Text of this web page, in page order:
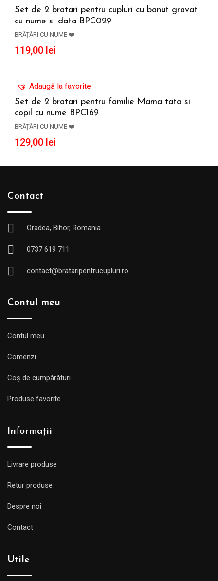
Set de 2 bratari pentru cupluri cu banut gravat
cu nume si data BPC029
BRĂȚĂRI CU NUME ❤️
119,00 lei
Adaugă la favorite
Set de 2 bratari pentru familie Mama tata si
copil cu nume BPC169
BRĂȚĂRI CU NUME ❤️
129,00 lei
Contact
Oradea, Bihor, Romania
0737 619 711
contact@brataripentrucupluri.ro
Contul meu
Contul meu
Comenzi
Coș de cumpărături
Produse favorite
Informații
Livrare produse
Retur produse
Despre noi
Contact
Utile